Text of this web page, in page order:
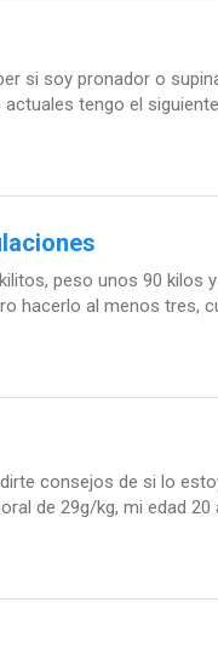
si soy pronador o
tengo el
peso unos 90 kilos
hacerlo al menos tres,
consejos de si lo
de 29g/kg, mi edad 20